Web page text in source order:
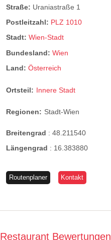
Straße: Uraniastraße 1
Postleitzahl: PLZ 1010
Stadt: Wien-Stadt
Bundesland: Wien
Land: Österreich
Ortsteil: Innere Stadt
Regionen: Stadt-Wien
Breitengrad : 48.211540
Längengrad : 16.383880
Routenplaner Kontakt
Restaurant Bewertungen